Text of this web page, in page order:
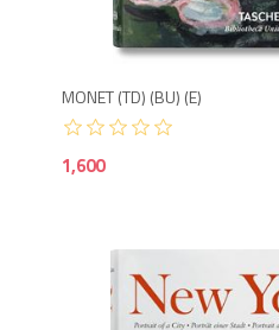
MONET (TD) (BU) (E)
1,600